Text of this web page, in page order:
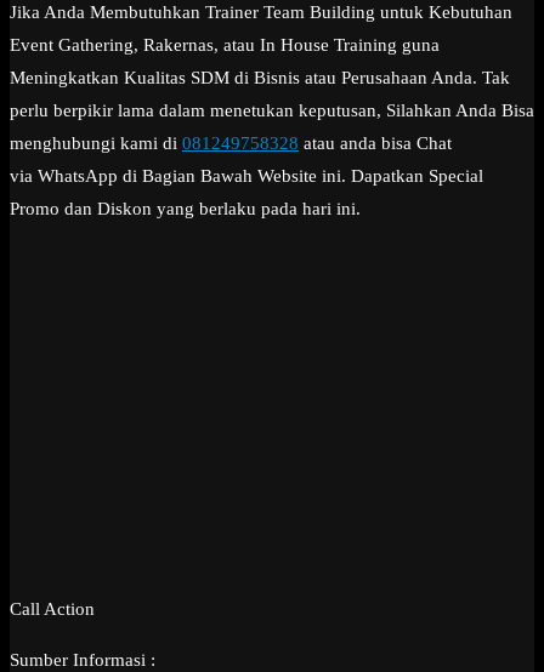
Jika Anda Membutuhkan Trainer Team Building untuk Kebutuhan
Event Gathering, Rakernas, atau In House Training guna
Meningkatkan Kualitas SDM di Bisnis atau Perusahaan Anda. Tak
perlu berpikir lama dalam menetukan keputusan, Silahkan Anda Bisa
menghubungi kami di 081249758328 atau anda bisa Chat
via WhatsApp di Bagian Bawah Website ini. Dapatkan Special
Promo dan Diskon yang berlaku pada hari ini.
Call Action
Sumber Informasi :